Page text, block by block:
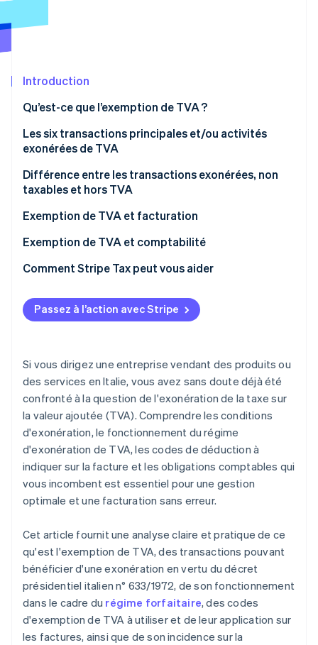
Radar
Constitution de start-up
Climate
Élimination du carbone
Identity
Vérification de l'identité
Découvrez comment Stripe construit l’infrastructure
Stripe App Marketplace
Introduction
Qu’est-ce que l’exemption de TVA ?
Les six transactions principales et/ou activités
exonérées de TVA
Santé et services médicaux
Services éducatifs, de formation et universitaires
Transactions culturelles et sportives
Transactions immobilières spécifiques
Activités de l’administration publique
Différence entre les transactions exonérées, non
taxables et hors TVA
Exemption de TVA et facturation
Comment est émise une facture pour une
Exemption de TVA et comptabilité
Enregistrement des transactions exonérées
Impact sur la déduction au prorata de la TVA
Gestion des revenus et répartition par catégorie
Transactions exonérées et relations extérieures
Comment Stripe Tax peut vous aider
Passez à l’action avec Stripe
Si vous dirigez une entreprise vendant des produits ou
des services en Italie, vous avez sans doute déjà été
confronté à la question de l'exonération de la taxe sur
la valeur ajoutée (TVA). Comprendre les conditions
d'exonération, le fonctionnement du régime
d'exonération de TVA, les codes de déduction à
indiquer sur la facture et les obligations comptables qui
vous incombent est essentiel pour une gestion
optimale et une facturation sans erreur.
Cet article fournit une analyse claire et pratique de ce
qu'est l'exemption de TVA, des transactions pouvant
bénéficier d'une exonération en vertu du décret
présidentiel italien n° 633/1972, de son fonctionnement
dans le cadre du régime forfaitaire, des codes
d'exemption de TVA à utiliser et de leur application sur
les factures, ainsi que de son incidence sur la